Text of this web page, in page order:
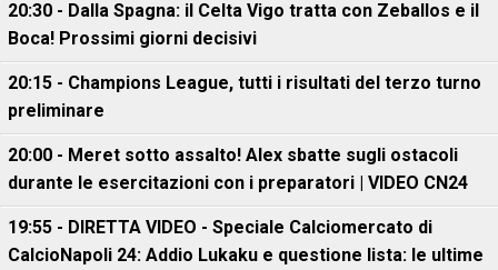
20:30 - Dalla Spagna: il Celta Vigo tratta con Zeballos e il
Boca! Prossimi giorni decisivi
20:15 - Champions League, tutti i risultati del terzo turno
preliminare
20:00 - Meret sotto assalto! Alex sbatte sugli ostacoli
durante le esercitazioni con i preparatori | VIDEO CN24
19:55 - DIRETTA VIDEO - Speciale Calciomercato di
CalcioNapoli 24: Addio Lukaku e questione lista: le ultime